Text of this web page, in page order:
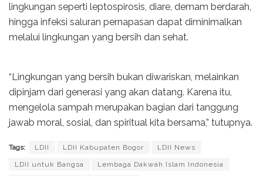
lingkungan seperti leptospirosis, diare, demam berdarah,
hingga infeksi saluran pernapasan dapat diminimalkan
melalui lingkungan yang bersih dan sehat.
“Lingkungan yang bersih bukan diwariskan, melainkan
dipinjam dari generasi yang akan datang. Karena itu,
mengelola sampah merupakan bagian dari tanggung
jawab moral, sosial, dan spiritual kita bersama,” tutupnya.
Tags: LDII LDII Kabupaten Bogor LDII News
LDII untuk Bangsa Lembaga Dakwah Islam Indonesia